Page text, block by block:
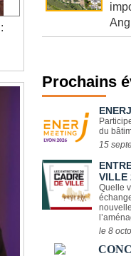
Prochains
du
15
VILLE
Quelle
le 8